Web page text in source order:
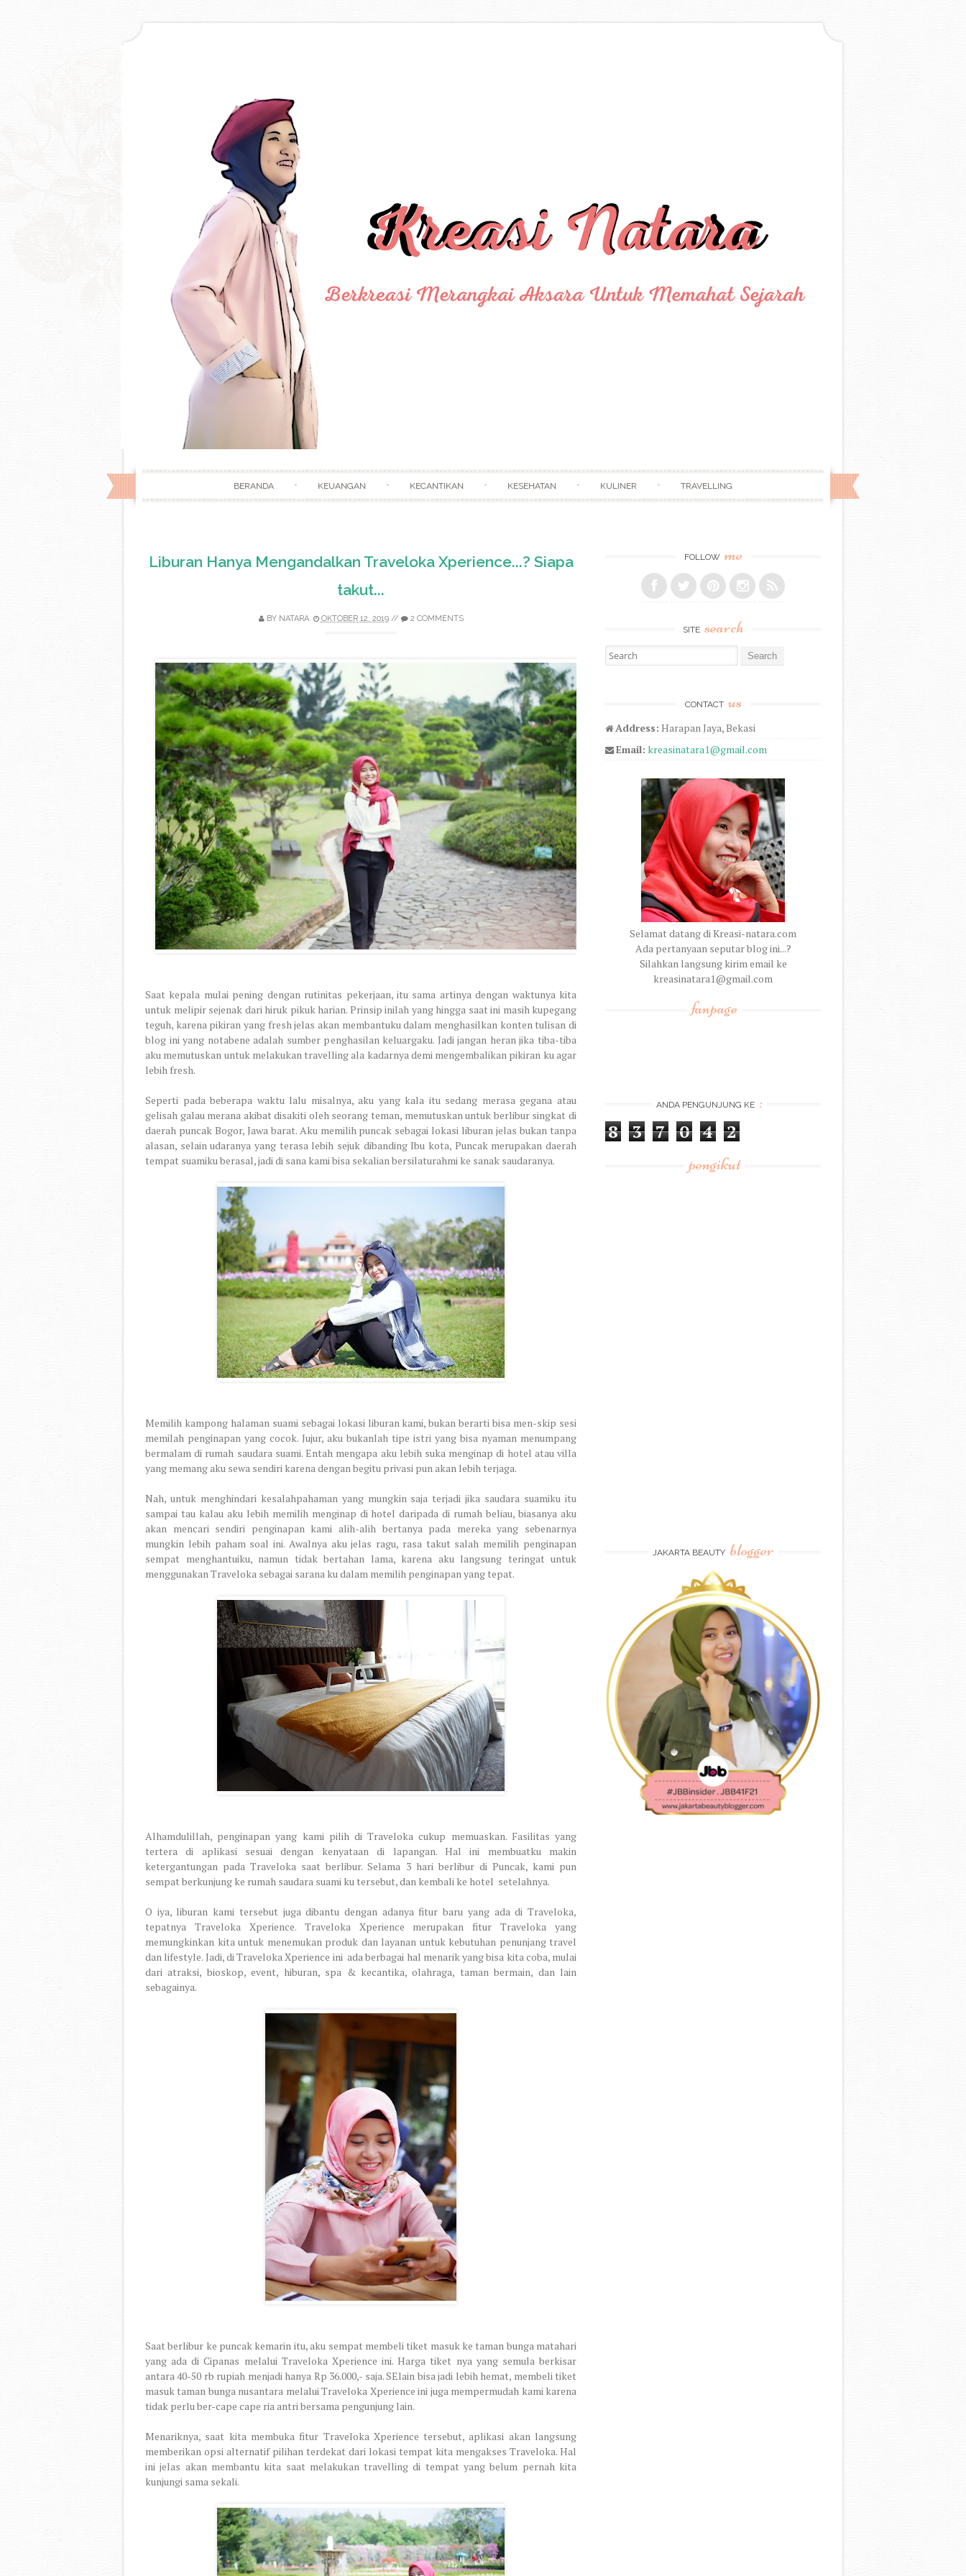
BERANDA KEUANGAN KECANTIKAN KESEHATAN KULINER TRAVELLING
Liburan Hanya Mengandalkan Traveloka Xperience...? Siapa
takut...
BY NATARA OKTOBER 12, 2019// 2 COMMENTS
Saat kepala mulai pening dengan rutinitas pekerjaan, itu sama artinya dengan waktunya kita
untuk melipir sejenak dari hiruk pikuk harian. Prinsip inilah yang hingga saat ini masih kupegang
teguh, karena pikiran yang fresh jelas akan membantuku dalam menghasilkan konten tulisan di
blog ini yang notabene adalah sumber penghasilan keluargaku. Jadi jangan heran jika tiba-tiba
aku memutuskan untuk melakukan travelling ala kadarnya demi mengembalikan pikiran ku agar
lebih fresh.
Seperti pada beberapa waktu lalu misalnya, aku yang kala itu sedang merasa gegana atau
gelisah galau merana akibat disakiti oleh seorang teman, memutuskan untuk berlibur singkat di
daerah puncak Bogor, Jawa barat. Aku memilih puncak sebagai lokasi liburan jelas bukan tanpa
alasan, selain udaranya yang terasa lebih sejuk dibanding Ibu kota, Puncak merupakan daerah
tempat suamiku berasal, jadi di sana kami bisa sekalian bersilaturahmi ke sanak saudaranya.
Memilih kampong halaman suami sebagai lokasi liburan kami, bukan berarti bisa men-skip sesi
memilah penginapan yang cocok. Jujur, aku bukanlah tipe istri yang bisa nyaman menumpang
bermalam di rumah saudara suami. Entah mengapa aku lebih suka menginap di hotel atau villa
yang memang aku sewa sendiri karena dengan begitu privasi pun akan lebih terjaga.
Nah, untuk menghindari kesalahpahaman yang mungkin saja terjadi jika saudara suamiku itu
sampai tau kalau aku lebih memilih menginap di hotel daripada di rumah beliau, biasanya aku
akan mencari sendiri penginapan kami alih-alih bertanya pada mereka yang sebenarnya
mungkin lebih paham soal ini. Awalnya aku jelas ragu, rasa takut salah memilih penginapan
sempat menghantuiku, namun tidak bertahan lama, karena aku langsung teringat untuk
menggunakan Traveloka sebagai sarana ku dalam memilih penginapan yang tepat.
Alhamdulillah, penginapan yang kami pilih di Traveloka cukup memuaskan. Fasilitas yang
tertera di aplikasi sesuai dengan kenyataan di lapangan. Hal ini membuatku makin
ketergantungan pada Traveloka saat berlibur. Selama 3 hari berlibur di Puncak, kami pun
sempat berkunjung ke rumah saudara suami ku tersebut, dan kembali ke hotel setelahnya.
O iya, liburan kami tersebut juga dibantu dengan adanya fitur baru yang ada di Traveloka,
tepatnya Traveloka Xperience. Traveloka Xperience merupakan fitur Traveloka yang
memungkinkan kita untuk menemukan produk dan layanan untuk kebutuhan penunjang travel
dan lifestyle. Jadi, di Traveloka Xperience ini ada berbagai hal menarik yang bisa kita coba, mulai
dari atraksi, bioskop, event, hiburan, spa & kecantika, olahraga, taman bermain, dan lain
sebagainya.
Saat berlibur ke puncak kemarin itu, aku sempat membeli tiket masuk ke taman bunga matahari
yang ada di Cipanas melalui Traveloka Xperience ini. Harga tiket nya yang semula berkisar
antara 40-50 rb rupiah menjadi hanya Rp 36.000,- saja. SElain bisa jadi lebih hemat, membeli tiket
masuk taman bunga nusantara melalui Traveloka Xperience ini juga mempermudah kami karena
tidak perlu ber-cape cape ria antri bersama pengunjung lain.
Menariknya, saat kita membuka fitur Traveloka Xperience tersebut, aplikasi akan langsung
memberikan opsi alternatif pilihan terdekat dari lokasi tempat kita mengakses Traveloka. Hal
ini jelas akan membantu kita saat melakukan travelling di tempat yang belum pernah kita
kunjungi sama sekali.
FOLLOW me
SITE search
Search for:
CONTACT us
Address: Harapan Jaya, Bekasi
Email: kreasinatara1@gmail.com
Selamat datang di Kreasi-natara.com
Ada pertanyaan seputar blog ini...?
Silahkan langsung kirim email ke
kreasinatara1@gmail.com
fanpage
ANDA PENGUNJUNG KE :
8 3 7 0 4 2
pengikut
JAKARTA BEAUTY blogger